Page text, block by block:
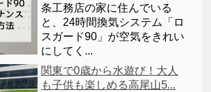
条工務店の家に住んでいる
と、24時間換気システム「ロ
スガード90」が空気をきれい
にしてく...
関東で0歳から水遊び！大人
も子供も楽しめる高尾山5...